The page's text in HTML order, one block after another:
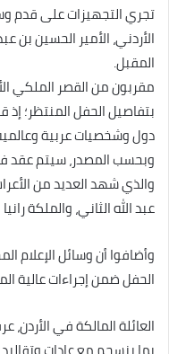
تجري التجهيزات على قدم
الأردني، الأمير الحسين بن
المقبل.
مقربون من القصر الملكي
بتفاصيل الحفل المنتظر؛
دول وشخصيات عربية
وبحسب المصدر، سيتم عقد
والذي شهد العديد من
عبد الله الثاني، والملكة رانيا
وأضافوا أن وسائل الإعلام
الحفل ضمن إجراءات عالية
العائلة المالكة في الأردن،